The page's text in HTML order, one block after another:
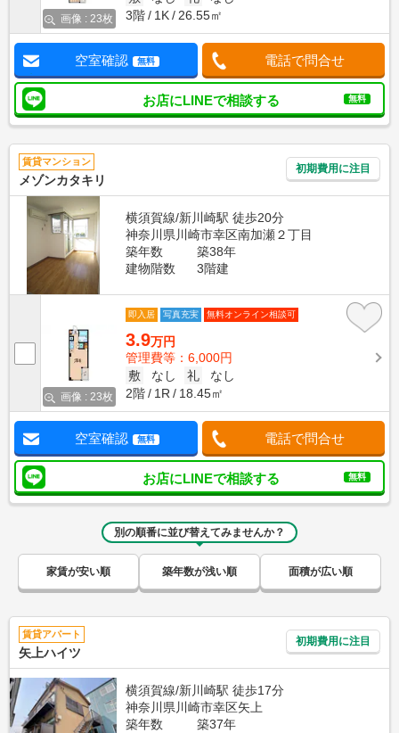
画像 : 23枚
3階
1K 26.55㎡
空室確認 無料 電話で問合せ
お店にLINEで相談する 無料
賃貸マンション
メゾンカタキリ
初期費用に注目
横須賀線/新川崎駅 徒歩20分
神奈川県川崎市幸区南加瀬２丁目
築年数
築38年
建物階数
3階建
画像 : 23枚
即入居 写真充実 無料オンライン相談可
3.9万円
管理費等：6,000円
敷
なし 礼
なし
2階
1R 18.45㎡
空室確認 無料 電話で問合せ
お店にLINEで相談する 無料
別の順番に並び替えてみませんか？
家賃が安い順 築年数が浅い順 面積が広い順
賃貸アパート
矢上ハイツ
初期費用に注目
横須賀線/新川崎駅 徒歩17分
神奈川県川崎市幸区矢上
築年数
築37年